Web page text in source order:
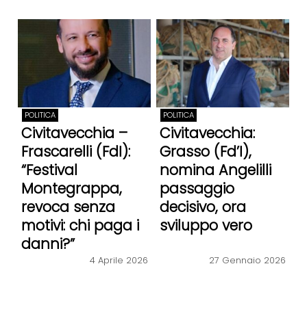
POLITICA
Civitavecchia –
Frascarelli (FdI):
“Festival
Montegrappa,
revoca senza
motivi: chi paga i
danni?”
4 Aprile 2026
POLITICA
Civitavecchia:
Grasso (Fd’I),
nomina Angelilli
passaggio
decisivo, ora
sviluppo vero
27 Gennaio 2026